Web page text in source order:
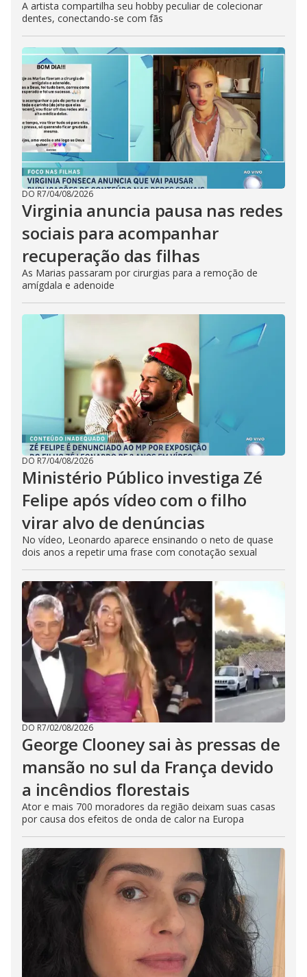
A artista compartilha seu hobby peculiar de colecionar
dentes, conectando-se com fãs
DO R7/04/08/2026
Virginia anuncia pausa nas redes
sociais para acompanhar
recuperação das filhas
As Marias passaram por cirurgias para a remoção de
amígdala e adenoide
DO R7/04/08/2026
Ministério Público investiga Zé
Felipe após vídeo com o filho
virar alvo de denúncias
No vídeo, Leonardo aparece ensinando o neto de quase
dois anos a repetir uma frase com conotação sexual
DO R7/02/08/2026
George Clooney sai às pressas de
mansão no sul da França devido
a incêndios florestais
Ator e mais 700 moradores da região deixam suas casas
por causa dos efeitos de onda de calor na Europa